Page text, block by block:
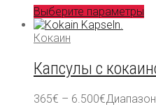
Выберите параметры
Кокаин
Капсулы с
365€ – 6.500€